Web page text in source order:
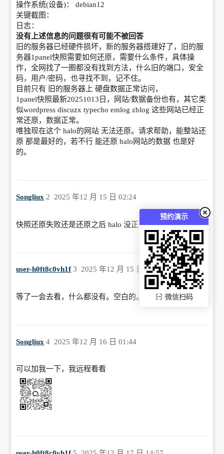
预约演示
微信扫码
操作系统(设备)： debian12
关键截图：
日志：
没有上述信息的问题很有可能不被回答
旧的服务器已经硬件损坏，新的服务器搭建好了，旧的服
务器1panel快照需要如何还原，需要什么条件，具体操
作，全网找了一圈都没有找到方法，什么旧的端口，安全
码，用户/密码，也寻找不到，记不住。
目前只有 旧的服务器上 硬盘数据正常访问，
1panel快照最新20251013日，网站/数据备份也有，其它类
似wordpress discuzx typecho emlog zblog 这些网站已经正
常还原，数据正常。
唯独现在这个 halo的网站 无法还原。请求帮助，能整站还
原 那是最好的，若不行 能还原 halo网站的数据 也是好
的。
Songliux 2025 年12 月 15 日 02:24
2
快照还原失败还是还原之后 halo 没正常恢复？
user-h0ft8c0vh1f 2025 年12 月 15 日 13:52
3
等了一会去看，什么都没有。空白的。
Songliux 2025 年12 月 16 日 01:44
4
可以加我一下，我远程看看